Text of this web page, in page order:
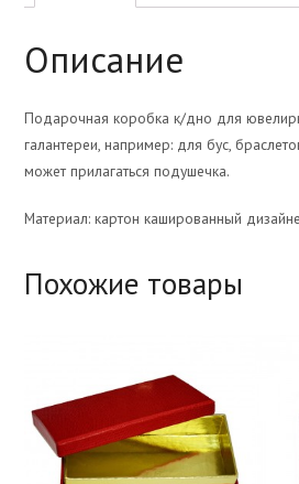
Описание
Подарочная коробка к/дно для
галантереи, например: для бус,
может прилагаться подушечка.
Материал: картон кашированный
Похожие товары